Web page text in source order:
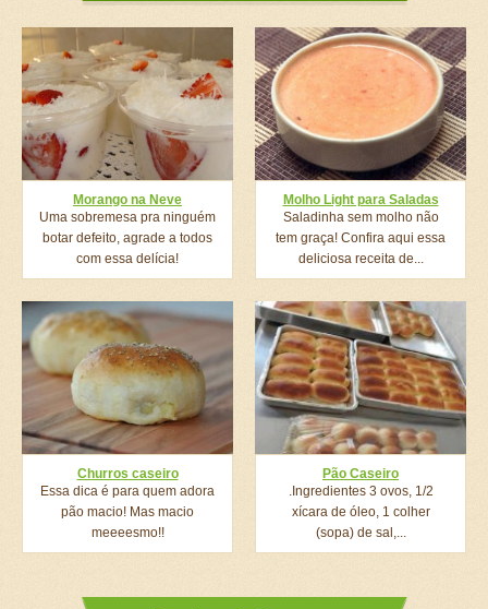
Morango na Neve
Uma sobremesa pra ninguém
botar defeito, agrade a todos
com essa delícia!
Molho Light para Saladas
Saladinha sem molho não
tem graça! Confira aqui essa
deliciosa receita de...
Churros caseiro
Essa dica é para quem adora
pão macio! Mas macio
meeeesmo!!
Pão Caseiro
.Ingredientes 3 ovos, 1/2
xícara de óleo, 1 colher
(sopa) de sal,...